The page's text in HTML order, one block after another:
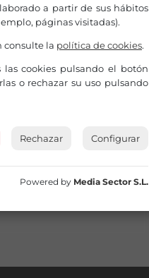
a partir de sus hábitos
páginas visitadas).
consulte la política de cookies.
las cookies pulsando el botón
o rechazar su uso pulsando
Rechazar Configurar
Powered by Media Sector S.L.